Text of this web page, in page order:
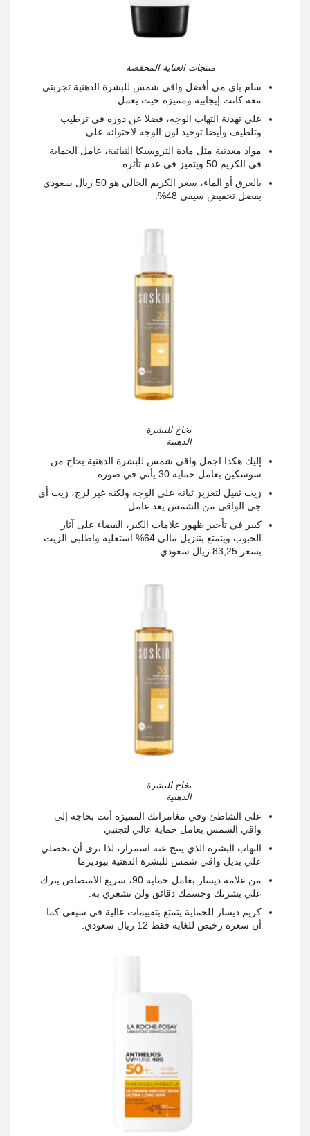
منتجات العناية المخفضة
سام باي مي أفضل واقي شمس للبشرة الدهنية تجربتي
معه كانت إيجابية ومميزة حيث يعمل
على تهدئة التهاب الوجه، فضلا عن دوره في ترطيب
وتلطيف وأيضا توحيد لون الوجه لاحتوائه على
مواد معدنية مثل مادة التروسيكا النباتية، عامل الحماية
في الكريم 50 ويتميز في عدم تأثره
بالعرق أو الماء، سعر الكريم الحالي هو 50 ريال سعودي
بفضل تخفيض سيفي 48%.
بخاخ للبشرة
الدهنية
إليك هكذا اجمل واقي شمس للبشرة الدهنية بخاخ من
سوسكين بعامل حماية 30 يأتي في صورة
زيت ثقيل لتعزيز ثباته على الوجه ولكنه غير لزج، زيت أي
جي الواقي من الشمس يعد عامل
كبير في تأخير ظهور علامات الكبر، القضاء على آثار
الحبوب ويتمتع بتنزيل مالي 64% استغليه واطلبي الزيت
بسعر 83,25 ريال سعودي.
بخاخ للبشرة
الدهنية
على الشاطئ وفي مغامراتك المميزة أنت بحاجة إلى
واقي الشمس بعامل حماية عالي لتجنبي
التهاب البشرة الذي ينتج عنه اسمرار، لذا نرى أن تحصلي
علي بديل واقي شمس للبشرة الدهنية بيوديرما
من علامة ديسار بعامل حماية 90، سريع الامتصاص يترك
علي بشرتك وجسمك دقائق ولن تشعري به.
كريم ديسار للحماية يتمتع بتقييمات عالية في سيفي كما
أن سعره رخيص للغاية فقط 12 ريال سعودي.